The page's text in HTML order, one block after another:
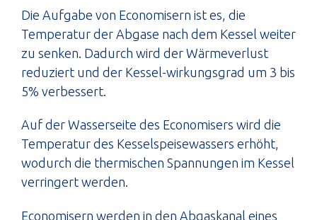
Die Aufgabe von Economisern ist es, die
Temperatur der Abgase nach dem Kessel weiter
zu senken. Dadurch wird der Wärmeverlust
reduziert und der Kessel-wirkungsgrad um 3 bis
5% verbessert.
Auf der Wasserseite des Economisers wird die
Temperatur des Kesselspeisewassers erhöht,
wodurch die thermischen Spannungen im Kessel
verringert werden.
Economisern werden in den Abgaskanal eines